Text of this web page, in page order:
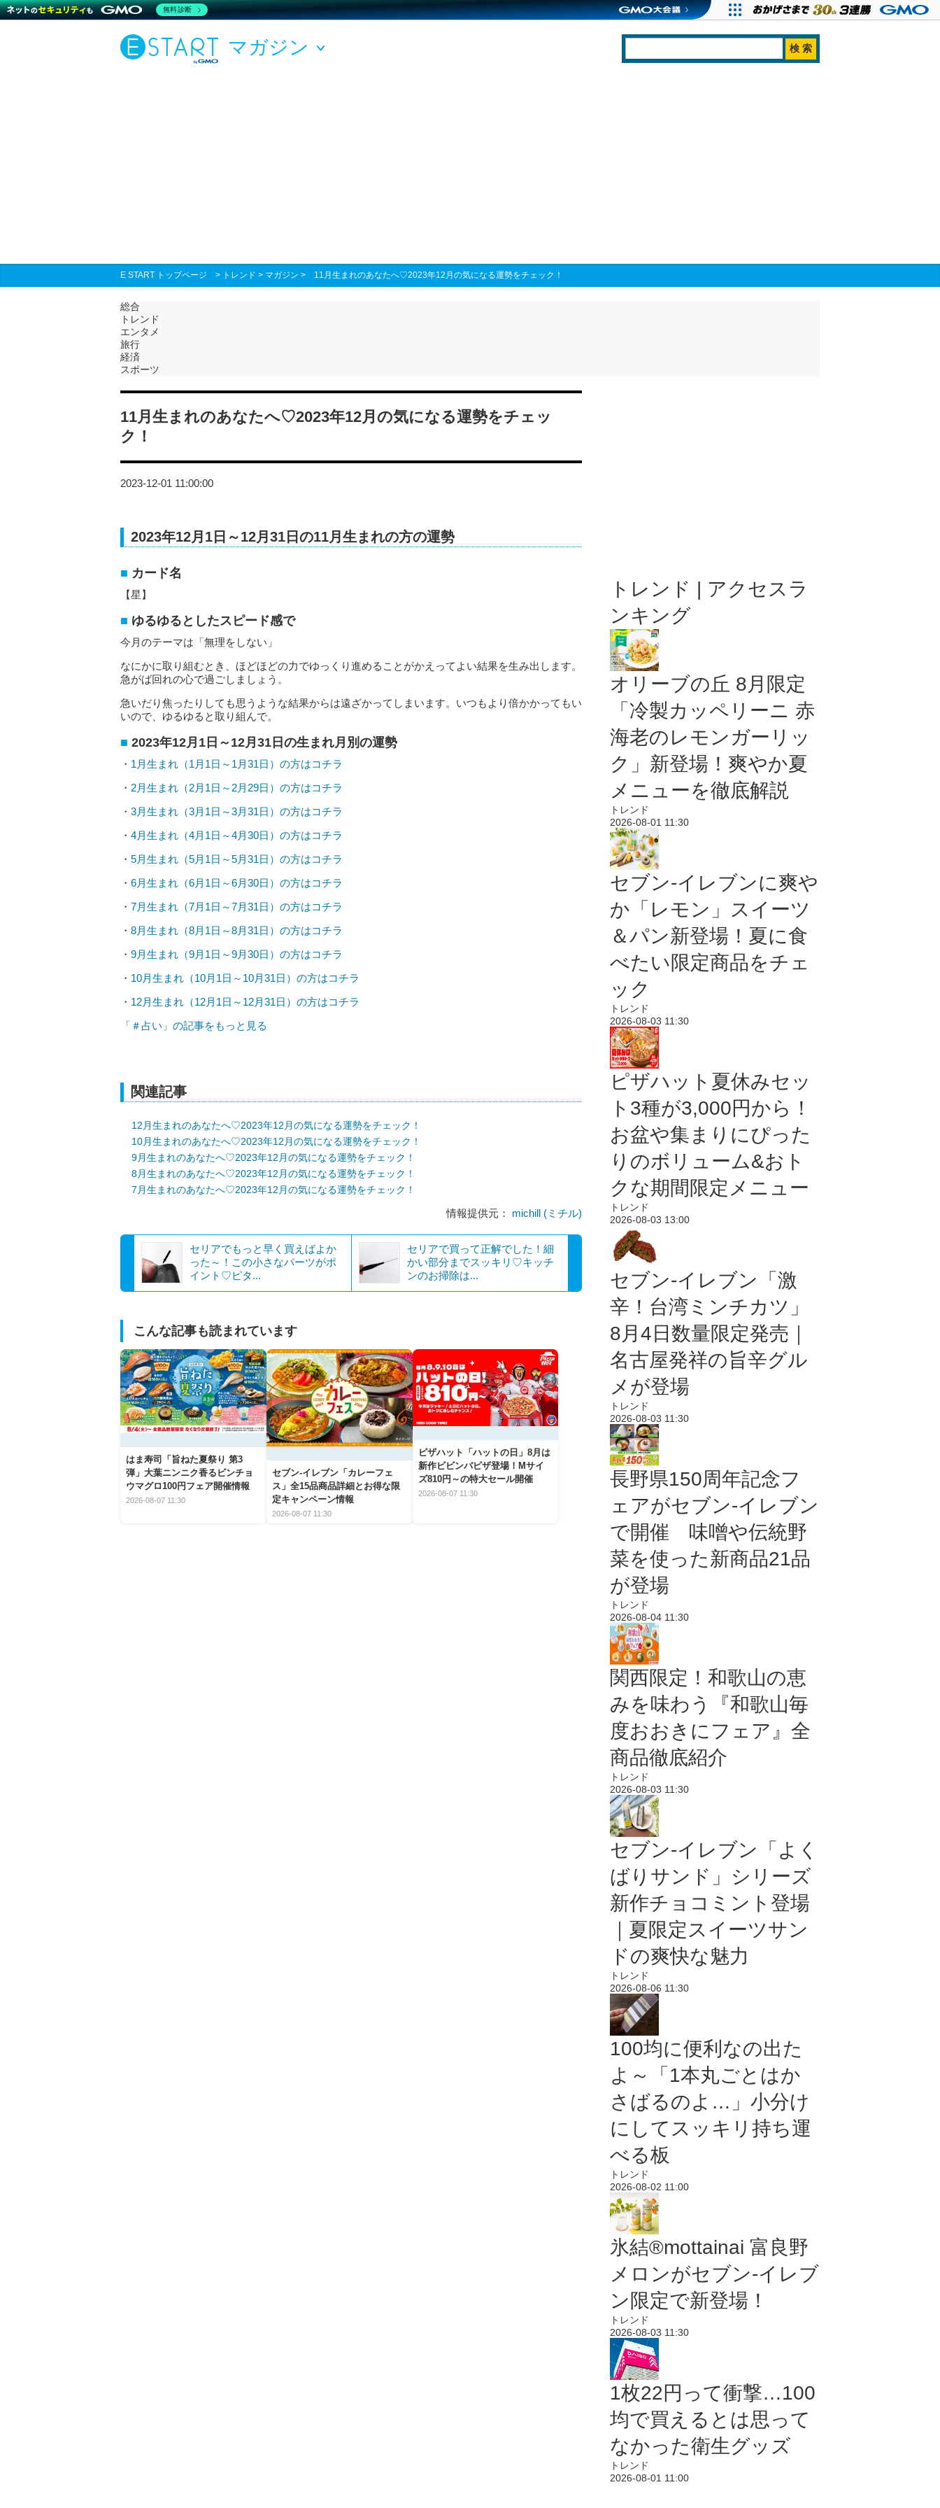
マガジン
E START トップページ > トレンド > マガジン > 11月生まれのあなたへ♡2023年12月の気になる運勢をチェック！
総合
トレンド
エンタメ
旅行
経済
スポーツ
11月生まれのあなたへ♡2023年12月の気になる運勢をチェッ
ク！
2023-12-01 11:00:00
2023年12月1日～12月31日の11月生まれの方の運勢
カード名
【星】
ゆるゆるとしたスピード感で
今月のテーマは「無理をしない」
なにかに取り組むとき、ほどほどの力でゆっくり進めることがかえってよい結果を生み出します。
急がば回れの心で過ごしましょう。
急いだり焦ったりしても思うような結果からは遠ざかってしまいます。いつもより倍かかってもい
いので、ゆるゆると取り組んで。
2023年12月1日～12月31日の生まれ月別の運勢
・ 1月生まれ（1月1日～1月31日）の方はコチラ
・ 2月生まれ（2月1日～2月29日）の方はコチラ
・ 3月生まれ（3月1日～3月31日）の方はコチラ
・ 4月生まれ（4月1日～4月30日）の方はコチラ
・ 5月生まれ（5月1日～5月31日）の方はコチラ
・ 6月生まれ（6月1日～6月30日）の方はコチラ
・ 7月生まれ（7月1日～7月31日）の方はコチラ
・ 8月生まれ（8月1日～8月31日）の方はコチラ
・ 9月生まれ（9月1日～9月30日）の方はコチラ
・ 10月生まれ（10月1日～10月31日）の方はコチラ
・ 12月生まれ（12月1日～12月31日）の方はコチラ
「＃占い」の記事をもっと見る
関連記事
12月生まれのあなたへ♡2023年12月の気になる運勢をチェック！
10月生まれのあなたへ♡2023年12月の気になる運勢をチェック！
9月生まれのあなたへ♡2023年12月の気になる運勢をチェック！
8月生まれのあなたへ♡2023年12月の気になる運勢をチェック！
7月生まれのあなたへ♡2023年12月の気になる運勢をチェック！
情報提供元： michill (ミチル)
セリアでもっと早く買えばよか
った～！この小さなパーツがポ
イント♡ピタ...
セリアで買って正解でした！細
かい部分までスッキリ♡キッチ
ンのお掃除は...
こんな記事も読まれています
はま寿司「旨ねた夏祭り 第3
弾」大葉ニンニク香るビンチョ
ウマグロ100円フェア開催情報
2026-08-07 11:30
セブン‐イレブン「カレーフェ
ス」全15品商品詳細とお得な限
定キャンペーン情報
2026-08-07 11:30
ピザハット「ハットの日」8月は
新作ビビンバピザ登場！Mサイ
ズ810円～の特大セール開催
2026-08-07 11:30
トレンド | アクセスラ
ンキング
オリーブの丘 8月限定
「冷製カッペリーニ 赤
海老のレモンガーリッ
ク」新登場！爽やか夏
メニューを徹底解説
トレンド
2026-08-01 11:30
セブン‐イレブンに爽や
か「レモン」スイーツ
＆パン新登場！夏に食
べたい限定商品をチェ
ック
トレンド
2026-08-03 11:30
ピザハット夏休みセッ
ト3種が3,000円から！
お盆や集まりにぴった
りのボリューム&おト
クな期間限定メニュー
トレンド
2026-08-03 13:00
セブン-イレブン「激
辛！台湾ミンチカツ」
8月4日数量限定発売｜
名古屋発祥の旨辛グル
メが登場
トレンド
2026-08-03 11:30
長野県150周年記念フ
ェアがセブン-イレブン
で開催 味噌や伝統野
菜を使った新商品21品
が登場
トレンド
2026-08-04 11:30
関西限定！和歌山の恵
みを味わう『和歌山毎
度おおきにフェア』全
商品徹底紹介
トレンド
2026-08-03 11:30
セブン‐イレブン「よく
ばりサンド」シリーズ
新作チョコミント登場
｜夏限定スイーツサン
ドの爽快な魅力
トレンド
2026-08-06 11:30
100均に便利なの出た
よ～「1本丸ごとはか
さばるのよ…」小分け
にしてスッキリ持ち運
べる板
トレンド
2026-08-02 11:00
氷結®mottainai 富良野
メロンがセブン‐イレブ
ン限定で新登場！
トレンド
2026-08-03 11:30
1枚22円って衝撃…100
均で買えるとは思って
なかった衛生グッズ
トレンド
2026-08-01 11:00
無料診断